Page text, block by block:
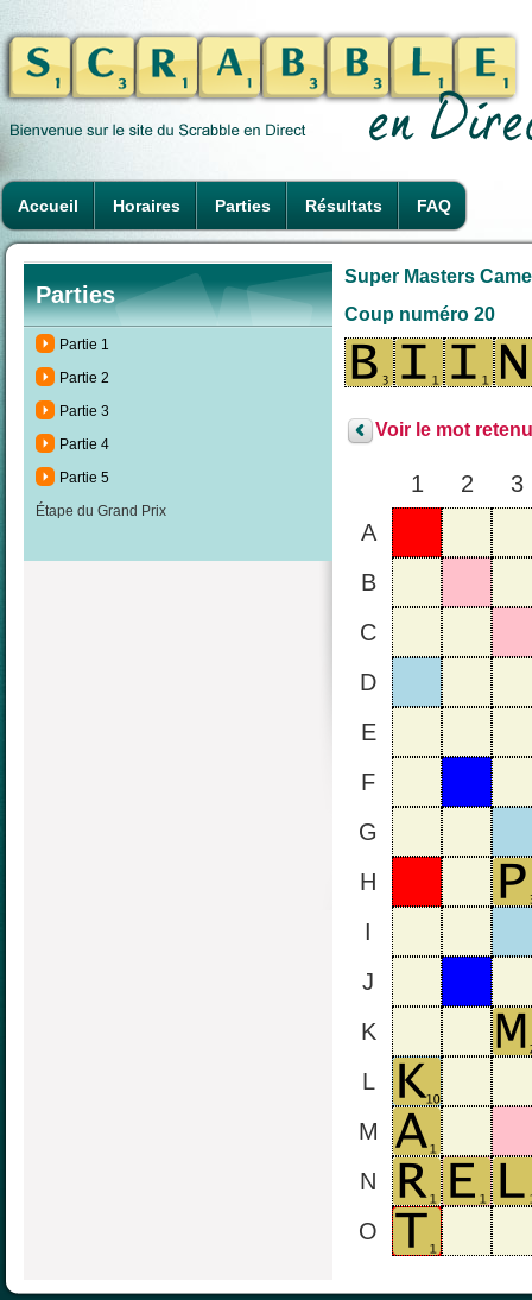
Accueil Horaires Parties Résultats FAQ
Parties
Partie 1
Partie 2
Partie 3
Partie 4
Partie 5
Étape du Grand Prix
Super Masters
Coup numéro 20
Voir le mot
1 2
3
A
B
C
D
E
F
G
H
I
J
K
L
M
N
O